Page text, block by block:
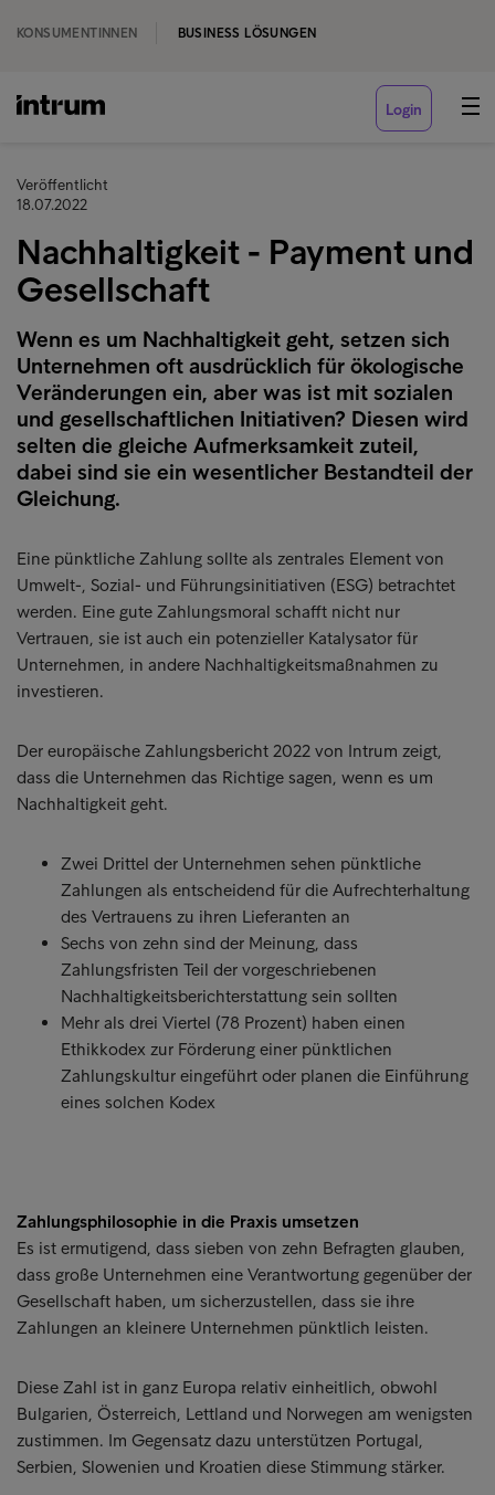
KONSUMENTINNEN BUSINESS LÖSUNGEN
Login
Veröffentlicht
18.07.2022
Nachhaltigkeit - Payment und
Gesellschaft
Wenn es um Nachhaltigkeit geht, setzen sich
Unternehmen oft ausdrücklich für ökologische
Veränderungen ein, aber was ist mit sozialen
und gesellschaftlichen Initiativen? Diesen wird
selten die gleiche Aufmerksamkeit zuteil,
dabei sind sie ein wesentlicher Bestandteil der
Gleichung.
Eine pünktliche Zahlung sollte als zentrales Element von
Umwelt-, Sozial- und Führungsinitiativen (ESG) betrachtet
werden. Eine gute Zahlungsmoral schafft nicht nur
Vertrauen, sie ist auch ein potenzieller Katalysator für
Unternehmen, in andere Nachhaltigkeitsmaßnahmen zu
investieren.
Der europäische Zahlungsbericht 2022 von Intrum zeigt,
dass die Unternehmen das Richtige sagen, wenn es um
Nachhaltigkeit geht.
Zwei Drittel der Unternehmen sehen pünktliche
Zahlungen als entscheidend für die Aufrechterhaltung
des Vertrauens zu ihren Lieferanten an
Sechs von zehn sind der Meinung, dass
Zahlungsfristen Teil der vorgeschriebenen
Nachhaltigkeitsberichterstattung sein sollten
Mehr als drei Viertel (78 Prozent) haben einen
Ethikkodex zur Förderung einer pünktlichen
Zahlungskultur eingeführt oder planen die Einführung
eines solchen Kodex
Zahlungsphilosophie in die Praxis umsetzen
Es ist ermutigend, dass sieben von zehn Befragten glauben,
dass große Unternehmen eine Verantwortung gegenüber der
Gesellschaft haben, um sicherzustellen, dass sie ihre
Zahlungen an kleinere Unternehmen pünktlich leisten.
Diese Zahl ist in ganz Europa relativ einheitlich, obwohl
Bulgarien, Österreich, Lettland und Norwegen am wenigsten
zustimmen. Im Gegensatz dazu unterstützen Portugal,
Serbien, Slowenien und Kroatien diese Stimmung stärker.